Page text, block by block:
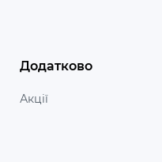
Додатково
Акції